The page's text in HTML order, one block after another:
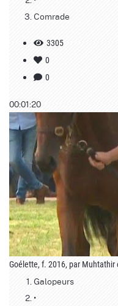
Comrade
3305
0
0
00:01:20
Goélette, f. 2016, par Muhtathir
Galopeurs
•